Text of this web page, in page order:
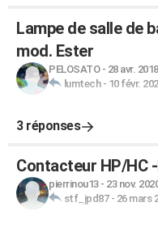
Lampe de salle de
mod. Ester
PELOSATO- 28 avr.
lumtech- 10 févr.
3 réponses
Contacteur HP/HC
pierrinou13- 23 nov.
stf_jpd87- 26 mars